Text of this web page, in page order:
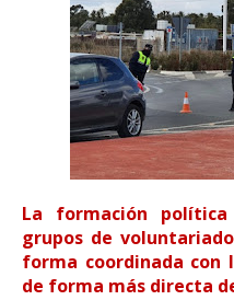
La formación
grupos de
forma coordinada con
de forma más directa